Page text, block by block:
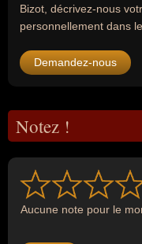
Bizot, décrivez-nous
personnellement dans
Demandez-nous
Notez !
Aucune note pour le